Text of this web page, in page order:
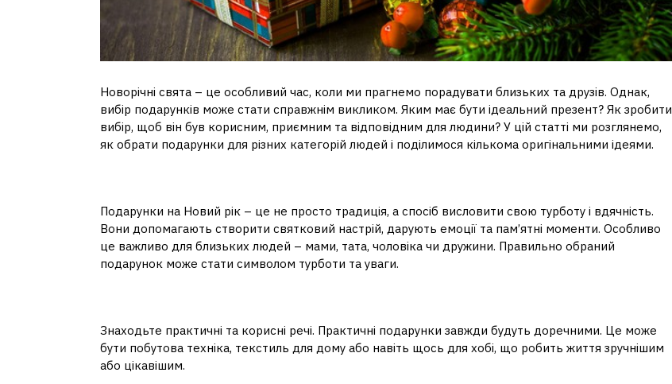
Новорічні свята – це особливий час, коли ми прагнемо порадувати близьких та друзів. Однак,
вибір подарунків може стати справжнім викликом. Яким має бути ідеальний презент? Як зробити
вибір, щоб він був корисним, приємним та відповідним для людини? У цій статті ми розглянемо,
як обрати подарунки для різних категорій людей і поділимося кількома оригінальними ідеями.
Подарунки на Новий рік – це не просто традиція, а спосіб висловити свою турботу і вдячність.
Вони допомагають створити святковий настрій, дарують емоції та пам’ятні моменти. Особливо
це важливо для близьких людей – мами, тата, чоловіка чи дружини. Правильно обраний
подарунок може стати символом турботи та уваги.
Знаходьте практичні та корисні речі. Практичні подарунки завжди будуть доречними. Це може
бути побутова техніка, текстиль для дому або навіть щось для хобі, що робить життя зручнішим
або цікавішим.